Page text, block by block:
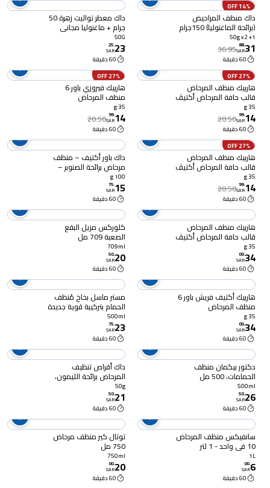
14% OFF
داك منظف المراحيض
(برائحة الماغنوليا) 150جرام
50g x2 +1
31
.
88
SAR
36.95
60 دقيقة
داك معطر تواليت زهرة 50
جرام + ماغنوليا مجاني
50G
23
.
25
SAR
60 دقيقة
27% OFF
هاربيك منظف المرحاض
قالب حافة المرحاض أكتيڤ
برائحة أمواج مياه الأزهار
الزرقاء 35 جرام
35 g
14
.
99
SAR
20.50
60 دقيقة
27% OFF
هاربيك فيروزي باور 6
منظف المرحاض
الأوتوماتيكي برائحة الواحة
الإستوائية 35 جرام
35 g
14
.
99
SAR
20.50
60 دقيقة
27% OFF
هاربيك منظف المرحاض
قالب حافة المرحاض أكتيڤ
فريش برائحة غابات الصنوبر
35 جرام
35 g
14
.
99
SAR
20.50
60 دقيقة
داك باور أكتيف – منظف
مرحاض برائحة الصنوبر –
عرض ثنائي – 100 جرام
100 g
15
.
75
SAR
60 دقيقة
هاربيك منظف المرحاض
قالب حافة المرحاض أكتيڤ
فريش برائحة غابات الصنوبر
35 جرام
35 g
34
.
00
SAR
60 دقيقة
كلوركس مزيل البقع
الصعبة 709 مل
709ml
20
.
50
SAR
60 دقيقة
هاربيك أكتيف فريش باور 6
منظف المرحاض
الأوتوماتيكي برائحة
الحمضيات 35 جرام × 2
35 g
34
.
00
SAR
60 دقيقة
مستر ماسل بخاخ مُنظف
الحمام بتركيبة قوية جديدة
مل
500ml
23
.
75
SAR
60 دقيقة
دكتور بيكمان منظف
الحمامات، 500 مل
500ml
26
.
50
SAR
60 دقيقة
داك أقراص تنظيف
المرحاض برائحة الليمون،
50جرام
50g
21
.
50
SAR
60 دقيقة
سانفيكس منظف المرحاض
10 في واحد - 1 لتر
1L
6
.
00
SAR
60 دقيقة
توتال كير منظف مرحاض
750 مل
750ml
20
.
00
SAR
60 دقيقة